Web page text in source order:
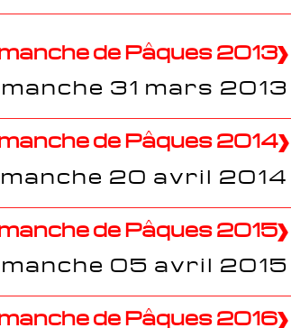
de Pâques 2013
31 mars 2013
de Pâques 2014
20 avril 2014
de Pâques 2015
05 avril 2015
de Pâques 2016